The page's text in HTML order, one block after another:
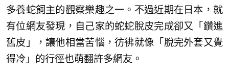
多養蛇飼主的觀察樂趣之一。不過近期在日本，就
有位網友發現，自己家的蛇蛇脫皮完成卻又「鑽進
舊皮」，讓他相當苦惱，彷彿就像「脫完外套又覺
得冷」的行徑也萌翻許多網友。